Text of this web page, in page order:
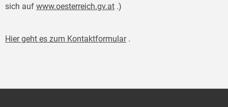
sich auf www.oesterreich.gv.at .)
Hier geht es zum Kontaktformular.